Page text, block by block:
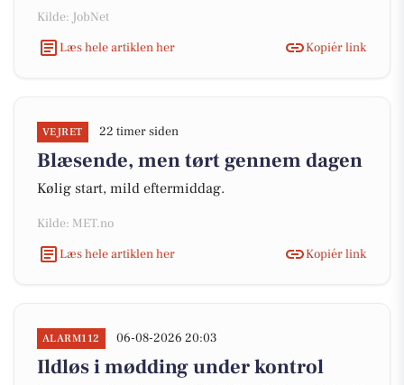
Kilde: JobNet
Læs hele artiklen her
Kopiér link
VEJRET 22 timer siden
Blæsende, men tørt gennem dagen
Kølig start, mild eftermiddag.
Kilde: MET.no
Læs hele artiklen her
Kopiér link
ALARM112 06-08-2026 20:03
Ildløs i mødding under kontrol